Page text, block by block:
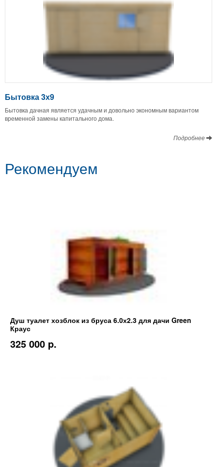
Бытовка 3х9
Бытовка дачная является удачным и довольно экономным вариантом
временной замены капитального дома.
Подробнее
Рекомендуем
Душ туалет хозблок из бруса 6.0х2.3 для дачи Green
Краус
325 000 p.